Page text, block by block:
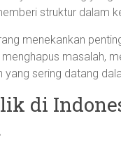
struktur dalam
menekankan
masalah,
yang sering datang
di